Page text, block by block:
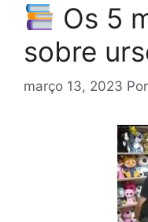
Os 5
sobre
março 13, 2023 Por